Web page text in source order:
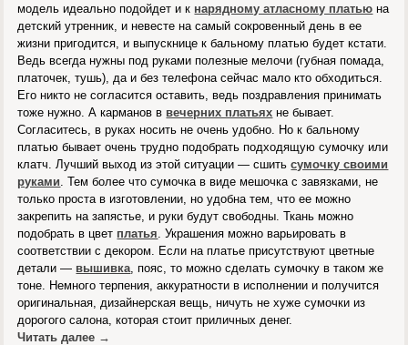
модель идеально подойдет и к нарядному атласному платью на
детский утренник, и невесте на самый сокровенный день в ее
жизни пригодится, и выпускнице к бальному платью будет кстати.
Ведь всегда нужны под руками полезные мелочи (губная помада,
платочек, тушь), да и без телефона сейчас мало кто обходиться.
Его никто не согласится оставить, ведь поздравления принимать
тоже нужно. А карманов в вечерних платьях не бывает.
Согласитесь, в руках носить не очень удобно. Но к бальному
платью бывает очень трудно подобрать подходящую сумочку или
клатч. Лучший выход из этой ситуации — сшитьсумочку своими
руками . Тем более что сумочка в виде мешочка с завязками, не
только проста в изготовлении, но удобна тем, что ее можно
закрепить на запястье, и руки будут свободны. Ткань можно
подобрать в цвет платья . Украшения можно варьировать в
соответствии с декором. Если на платье присутствуют цветные
детали — вышивка , пояс, то можно сделать сумочку в таком же
тоне. Немного терпения, аккуратности в исполнении и получится
оригинальная, дизайнерская вещь, ничуть не хуже сумочки из
дорогого салона, которая стоит приличных денег.
Читать далее →